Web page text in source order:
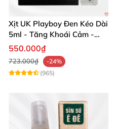
Xịt UK Playboy Đen Kéo Dài
5ml - Tăng Khoái Cảm -
Đặt Ngay
550.000₫
723.000₫
-24%
(965)